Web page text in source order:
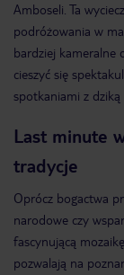
Amboseli. Ta
podróżowania w
bardziej kameralne
cieszyć się
spotkaniami z dziką
Last minute
tradycje
Oprócz bogactwa
narodowe czy
fascynującą
pozwalają na